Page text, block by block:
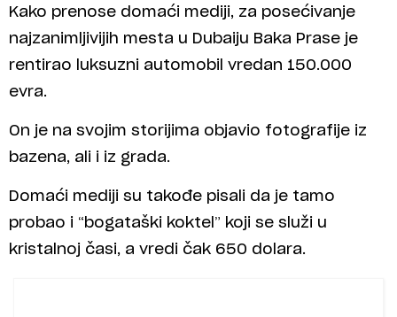
Kako prenose domaći mediji, za posećivanje
najzanimljivijih mesta u Dubaiju Baka Prase je
rentirao luksuzni automobil vredan 150.000
evra.
On je na svojim storijima objavio fotografije iz
bazena, ali i iz grada.
Domaći mediji su takođe pisali da je tamo
probao i “bogataški koktel” koji se služi u
kristalnoj časi, a vredi čak 650 dolara.